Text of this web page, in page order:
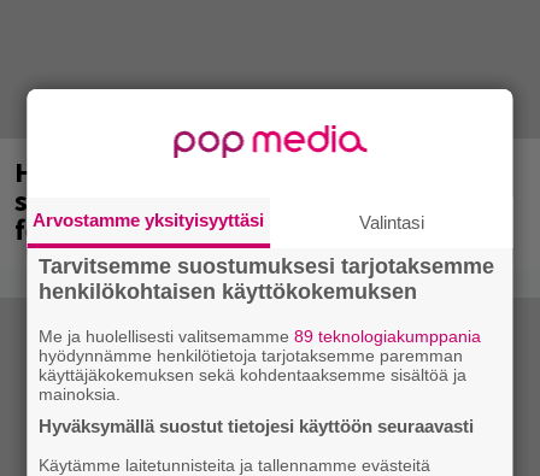
Hellsinki Metal Festival oli menestys –
syksyllä luvassa risteily, ensi vuoden
festarien ajankohta selvillä
Arvostamme yksityisyyttäsi Valintasi
Tarvitsemme suostumuksesi tarjotaksemme
henkilökohtaisen käyttökokemuksen
Me ja huolellisesti valitsemamme89 teknologiakumppania
hyödynnämme henkilötietoja tarjotaksemme paremman
käyttäjäkokemuksen sekä kohdentaaksemme sisältöä ja
mainoksia.
Hyväksymällä suostut tietojesi käyttöön seuraavasti
Käytämme laitetunnisteita ja tallennamme evästeitä